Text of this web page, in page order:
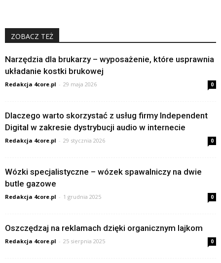
ZOBACZ TEŻ
Narzędzia dla brukarzy – wyposażenie, które usprawnia
układanie kostki brukowej
Redakcja 4core.pl - 29 maja 2026 0
Dlaczego warto skorzystać z usług firmy Independent
Digital w zakresie dystrybucji audio w internecie
Redakcja 4core.pl - 29 stycznia 2026 0
Wózki specjalistyczne – wózek spawalniczy na dwie
butle gazowe
Redakcja 4core.pl - 1 grudnia 2025 0
Oszczędzaj na reklamach dzięki organicznym lajkom
Redakcja 4core.pl - 25 sierpnia 2025 0